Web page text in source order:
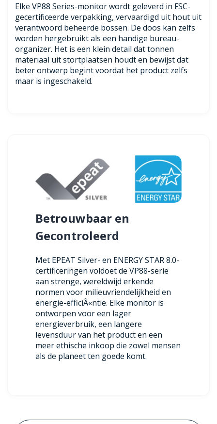
Elke VP88 Series-monitor wordt geleverd in FSC-
gecertificeerde verpakking, vervaardigd uit hout uit
verantwoord beheerde bossen. De doos kan zelfs
worden hergebruikt als een handige bureau-
organizer. Het is een klein detail dat tonnen
materiaal uit stortplaatsen houdt en bewijst dat
beter ontwerp begint voordat het product zelfs
maar is ingeschakeld.
Betrouwbaar en
Gecontroleerd
Met EPEAT Silver- en ENERGY STAR 8.0-
certificeringen voldoet de VP88-serie
aan strenge, wereldwijd erkende
normen voor milieuvriendelijkheid en
energie-efficiÃ«ntie. Elke monitor is
ontworpen voor een lager
energieverbruik, een langere
levensduur van het product en een
meer ethische inkoop die zowel mensen
als de planeet ten goede komt.